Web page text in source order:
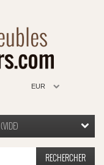
EUR
(VIDE)
RECHERCHER